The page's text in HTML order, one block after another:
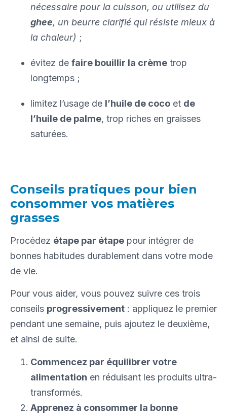
nécessaire pour la cuisson, ou utilisez du
ghee, un beurre clarifié qui résiste mieux à
la chaleur) ;
évitez de faire bouillir la crème trop
longtemps ;
limitez l’usage de l’huile de coco et de
l’huile de palme, trop riches en graisses
saturées.
Conseils pratiques pour bien
consommer vos matières
grasses
Procédez étape par étape pour intégrer de
bonnes habitudes durablement dans votre mode
de vie.
Pour vous aider, vous pouvez suivre ces trois
conseils progressivement : appliquez le premier
pendant une semaine, puis ajoutez le deuxième,
et ainsi de suite.
Commencez par équilibrer votre
alimentation en réduisant les produits ultra-
transformés.
Apprenez à consommer la bonne